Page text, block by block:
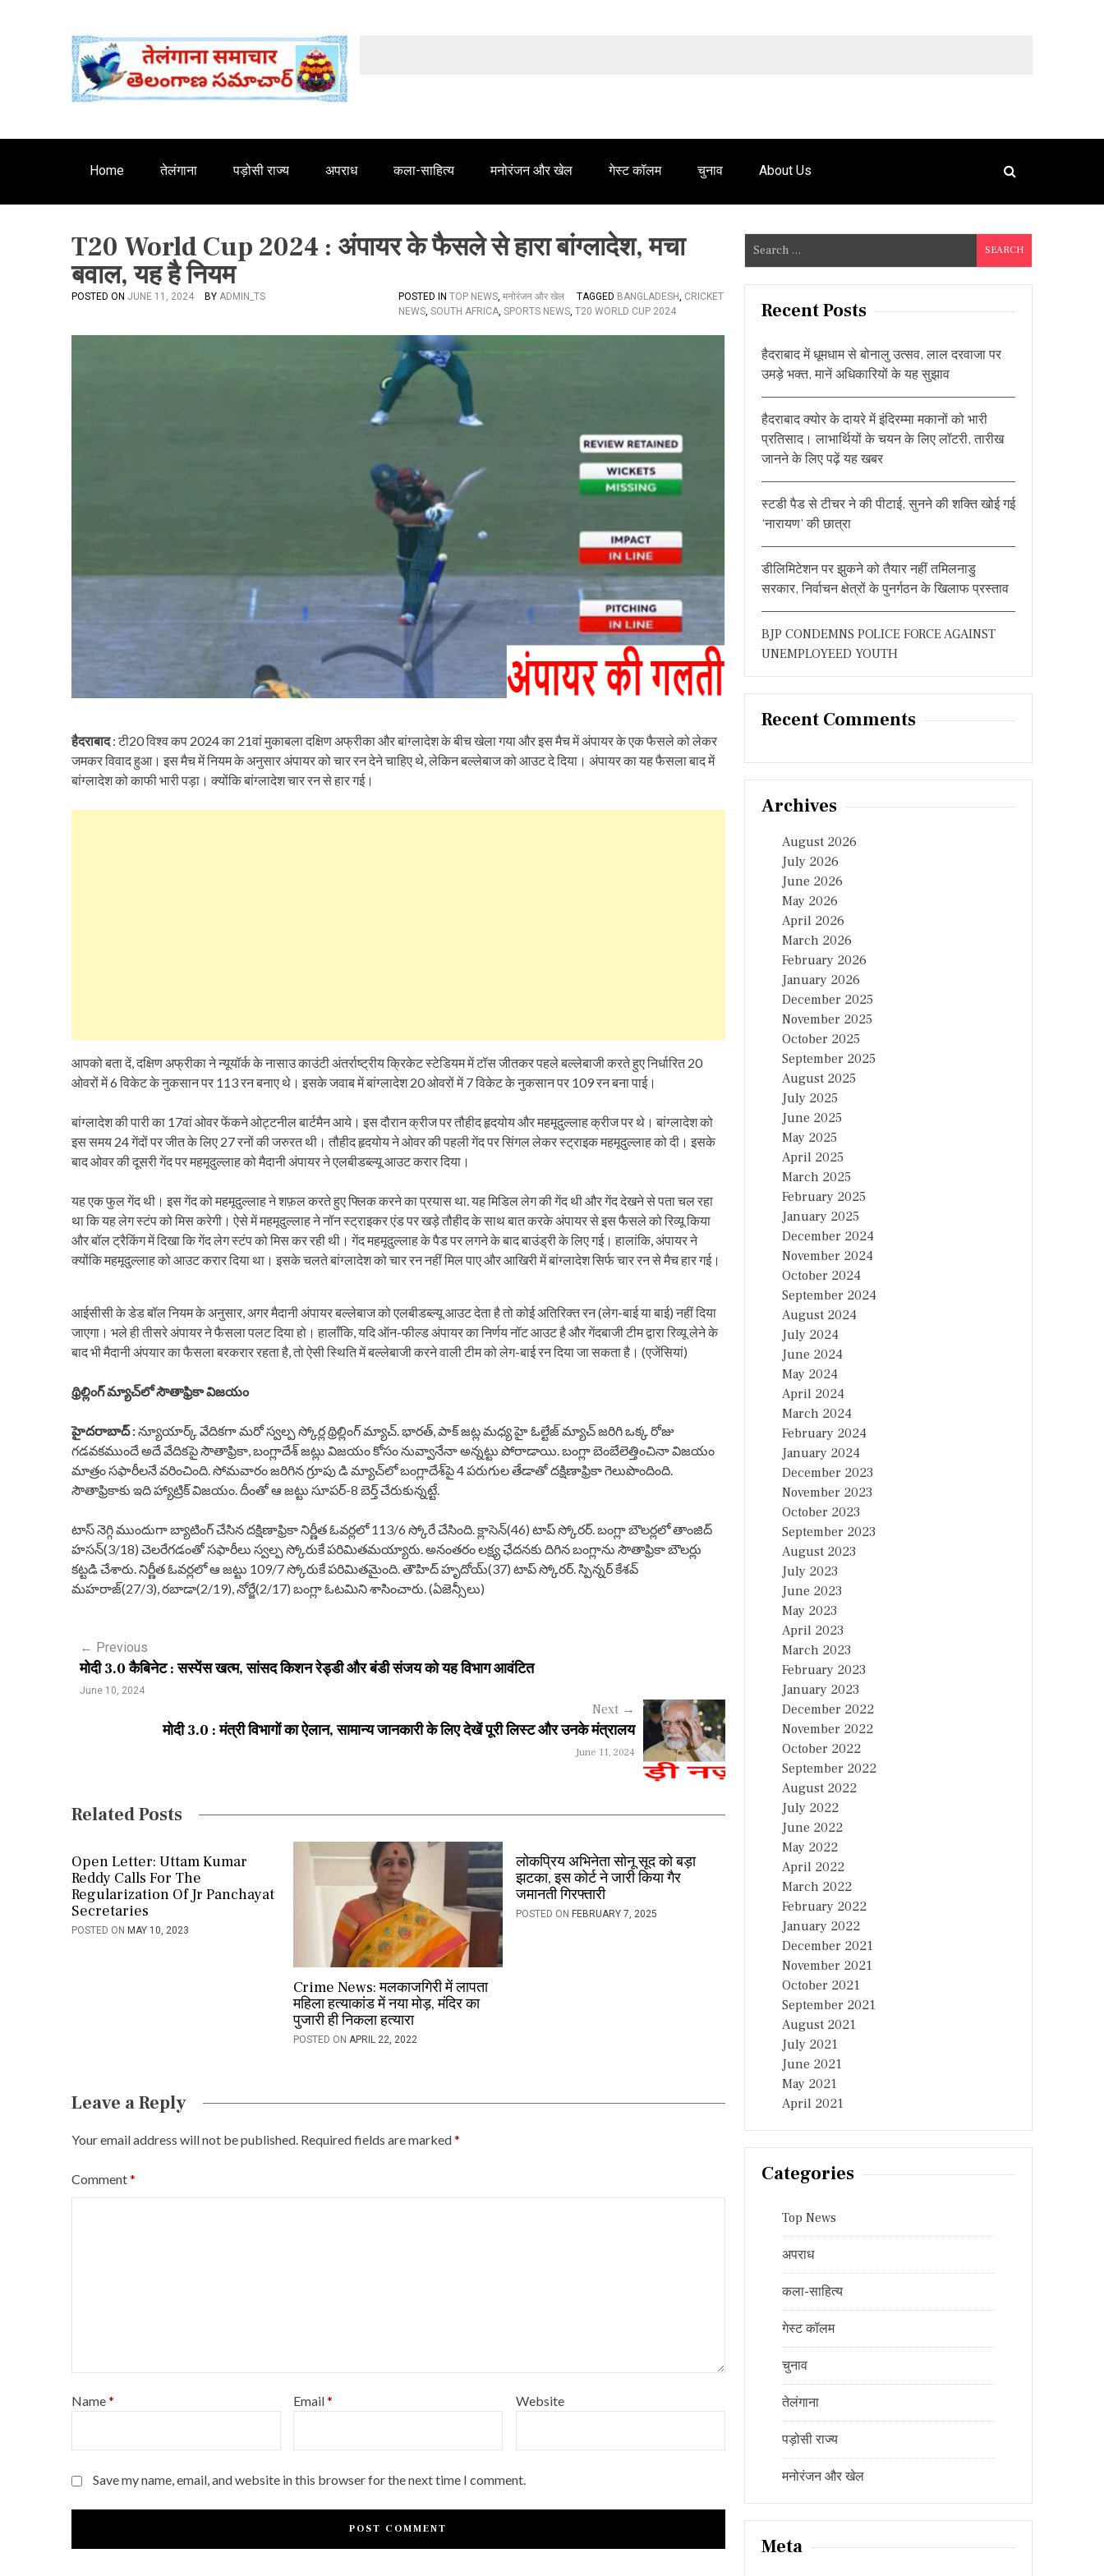
e
Home तेलंगाना पड़ोसी राज्य अपराध कला-साहित्य मनोरंजन और खेल गेस्ट कॉलम चुनाव About Us
T20 World Cup 2024 : अंपायर के फैसले से हारा बांग्लादेश, मचा
बवाल, यह है नियम
POSTED ON JUNE 11, 2024 BY ADMIN_TS POSTED IN TOP NEWS, मनोरंजन और खेल TAGGED BANGLADESH, CRICKET
NEWS, SOUTH AFRICA, SPORTS NEWS, T20 WORLD CUP 2024
हैदराबाद: टी20 विश्व कप 2024 का 21वां मुकाबला दक्षिण अफ्रीका और बांग्लादेश के बीच खेला गया और इस मैच में अंपायर के एक फैसले को लेकर
जमकर विवाद हुआ। इस मैच में नियम के अनुसार अंपायर को चार रन देने चाहिए थे, लेकिन बल्लेबाज को आउट दे दिया। अंपायर का यह फैसला बाद में
बांग्लादेश को काफी भारी पड़ा। क्योंकि बांग्लादेश चार रन से हार गई।
आपको बता दें, दक्षिण अफ्रीका ने न्यूयॉर्क के नासाउ काउंटी अंतर्राष्ट्रीय क्रिकेट स्टेडियम में टॉस जीतकर पहले बल्लेबाजी करते हुए निर्धारित 20
ओवरों में 6 विकेट के नुकसान पर 113 रन बनाए थे। इसके जवाब में बांग्लादेश 20 ओवरों में 7 विकेट के नुकसान पर 109 रन बना पाई।
बांग्लादेश की पारी का 17वां ओवर फेंकने ओट्टनील बार्टमैन आये। इस दौरान क्रीज पर तौहीद हृदयोय और महमूदुल्लाह क्रीज पर थे। बांग्लादेश को
इस समय 24 गेंदों पर जीत के लिए 27 रनों की जरुरत थी। तौहीद हृदयोय ने ओवर की पहली गेंद पर सिंगल लेकर स्ट्राइक महमूदुल्लाह को दी। इसके
बाद ओवर की दूसरी गेंद पर महमूदुल्लाह को मैदानी अंपायर ने एलबीडब्ल्यू आउट करार दिया।
यह एक फुल गेंद थी। इस गेंद को महमूदुल्लाह ने शफ़ल करते हुए फ्लिक करने का प्रयास था. यह मिडिल लेग की गेंद थी और गेंद देखने से पता चल रहा
था कि यह लेग स्टंप को मिस करेगी। ऐसे में महमूदुल्लाह ने नॉन स्ट्राइकर एंड पर खड़े तौहीद के साथ बात करके अंपायर से इस फैसले को रिव्यू किया
और बॉल ट्रैकिंग में दिखा कि गेंद लेग स्टंप को मिस कर रही थी। गेंद महमूदुल्लाह के पैड पर लगने के बाद बाउंड्री के लिए गई। हालांकि, अंपायर ने
क्योंकि महमूदुल्लाह को आउट करार दिया था। इसके चलते बांग्लादेश को चार रन नहीं मिल पाए और आखिरी में बांग्लादेश सिर्फ चार रन से मैच हार गई।
आईसीसी के डेड बॉल नियम के अनुसार, अगर मैदानी अंपायर बल्लेबाज को एलबीडब्ल्यू आउट देता है तो कोई अतिरिक्त रन (लेग-बाई या बाई) नहीं दिया
जाएगा। भले ही तीसरे अंपायर ने फैसला पलट दिया हो। हालाँकि, यदि ऑन-फील्ड अंपायर का निर्णय नॉट आउट है और गेंदबाजी टीम द्वारा रिव्यू लेने के
बाद भी मैदानी अंपयार का फैसला बरकरार रहता है, तो ऐसी स्थिति में बल्लेबाजी करने वाली टीम को लेग-बाई रन दिया जा सकता है। (एजेंसियां)
థ్రిల్లింగ్ మ్యాచ్‌లో సౌతాఫ్రికా విజయం
హైదరాబాద్ :న్యూయార్క్ వేదికగా మరో స్వల్ప స్కోర్ల థ్రిల్లింగ్ మ్యాచ్. భారత్, పాక్ జట్ల మధ్య హై ఓల్టేజ్ మ్యాచ్ జరిగి ఒక్క రోజు
గడవకముందే అదే వేదికపై సౌతాఫ్రికా, బంగ్లాదేశ్ జట్లు విజయం కోసం నువ్వానేనా అన్నట్టు పోరాడాయి. బంగ్లా బెంబేలెత్తించినా విజయం
మాత్రం సఫారీలనే వరించింది. సోమవారం జరిగిన గ్రూపు డి మ్యాచ్‌లో బంగ్లాదేశ్‌పై 4 పరుగుల తేడాతో దక్షిణాఫ్రికా గెలుపొందింది.
సౌతాఫ్రికాకు ఇది హ్యాట్రిక్ విజయం. దీంతో ఆ జట్టు సూపర్-8 బెర్త్ చేరుకున్నట్టే.
టాస్ నెగ్గి ముందుగా బ్యాటింగ్ చేసిన దక్షిణాఫ్రికా నిర్ణీత ఓవర్లలో 113/6 స్కోరే చేసింది. క్లాసెన్(46) టాప్ స్కోరర్. బంగ్లా బౌలర్లలో తాంజిద్
హసన్(3/18) చెలరేగడంతో సఫారీలు స్వల్ప స్కోరుకే పరిమితమయ్యారు. అనంతరం లక్ష్య ఛేదనకు దిగిన బంగ్లా‌ను సౌతాఫ్రికా బౌలర్లు
కట్టడి చేశారు. నిర్ణీత ఓవర్లలో ఆ జట్టు 109/7 స్కోరుకే పరిమితమైంది. తౌహిద్ హృదోయ్(37) టాప్ స్కోరర్. స్పిన్నర్ కేశవ్
మహరాజ్(27/3), రబాడా(2/19), నోర్జే(2/17) బంగ్లా ఓటమిని శాసించారు. (ఏజెన్సీలు)
P
v
i
g
a
← Previous
मोदी 3.0 कैबिनेट : सस्पेंस खत्म, सांसद किशन रेड्डी और बंडी संजय को यह विभाग आवंटित
June 10, 2024
Next →
मोदी 3.0 : मंत्री विभागों का ऐलान, सामान्य जानकारी के लिए देखें पूरी लिस्ट और उनके मंत्रालय
June 11, 2024
Related Posts
Open Letter: Uttam Kumar
Reddy Calls For The
Regularization Of Jr Panchayat
Secretaries
POSTED ON MAY 10, 2023
Crime News: मलकाजगिरी में लापता
महिला हत्याकांड में नया मोड़, मंदिर का
पुजारी ही निकला हत्यारा
POSTED ON APRIL 22, 2022
लोकप्रिय अभिनेता सोनू सूद को बड़ा
झटका, इस कोर्ट ने जारी किया गैर
जमानती गिरफ्तारी
POSTED ON FEBRUARY 7, 2025
Leave a Reply
Your email address will not be published. Required fields are marked*
Comment*
Name* Email* Website
Save my name, email, and website in this browser for the next time I comment.
e
a
Recent Posts
हैदराबाद में धूमधाम से बोनालु उत्सव, लाल दरवाजा पर
उमड़े भक्त, मानें अधिकारियों के यह सुझाव
हैदराबाद क्योर के दायरे में इंदिरम्मा मकानों को भारी
प्रतिसाद। लाभार्थियों के चयन के लिए लॉटरी, तारीख
जानने के लिए पढ़ें यह खबर
स्टडी पैड से टीचर ने की पीटाई, सुनने की शक्ति खोई गई
‘नारायण’ की छात्रा
डीलिमिटेशन पर झुकने को तैयार नहीं तमिलनाडु
सरकार, निर्वाचन क्षेत्रों के पुनर्गठन के खिलाफ प्रस्ताव
BJP CONDEMNS POLICE FORCE AGAINST
UNEMPLOYEED YOUTH
Recent Comments
Archives
August 2026
July 2026
June 2026
May 2026
April 2026
March 2026
February 2026
January 2026
December 2025
November 2025
October 2025
September 2025
August 2025
July 2025
June 2025
May 2025
April 2025
March 2025
February 2025
January 2025
December 2024
November 2024
October 2024
September 2024
August 2024
July 2024
June 2024
May 2024
April 2024
March 2024
February 2024
January 2024
December 2023
November 2023
October 2023
September 2023
August 2023
July 2023
June 2023
May 2023
April 2023
March 2023
February 2023
January 2023
December 2022
November 2022
October 2022
September 2022
August 2022
July 2022
June 2022
May 2022
April 2022
March 2022
February 2022
January 2022
December 2021
November 2021
October 2021
September 2021
August 2021
July 2021
June 2021
May 2021
April 2021
Categories
Top News
अपराध
कला-साहित्य
गेस्ट कॉलम
चुनाव
तेलंगाना
पड़ोसी राज्य
मनोरंजन और खेल
Meta